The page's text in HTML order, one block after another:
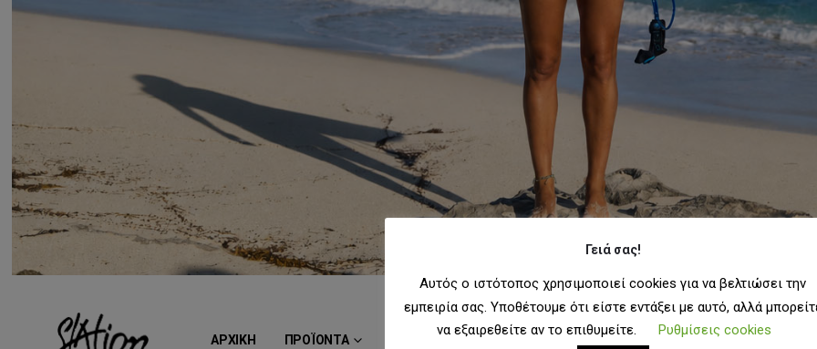
ΑΡΧΙΚΗ ΠΡΟΪΟΝΤΑ
Γειά σας!
Αυτός ο ιστότοπος χρησιμοποιεί cookies για να βελτιώσει την
εμπειρία σας. Υποθέτουμε ότι είστε εντάξει με αυτό, αλλά
να εξαιρεθείτε αν το επιθυμείτε.
Ρυθμίσεις cookies